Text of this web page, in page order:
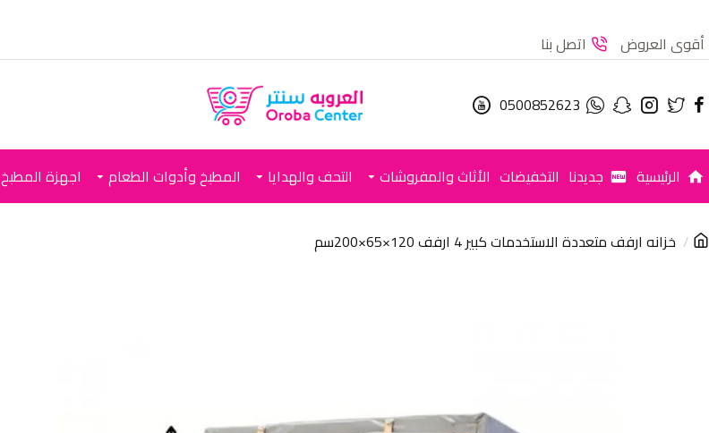
أقوى العروض اتصل بنا
0500852623
الرئيسية جديدنا التخفيضات الأثاث والمفروشات التحف والهدايا المطبخ وأدوات الطعام اجهزة المطبخ
خزانه ارفف متعددة الاستخدمات كبير 4 ارفف 120×65×200سم